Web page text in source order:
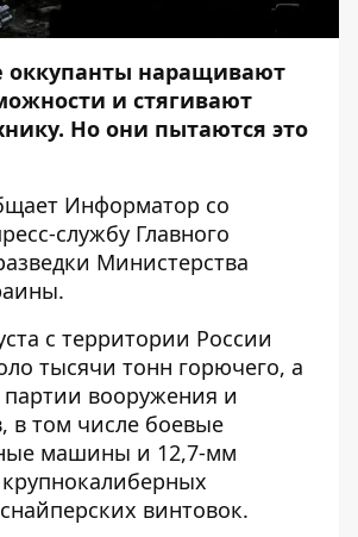
оккупанты наращивают
и стягивают
Но они пытаются это
Информатор со
службу Главного
Министерства
с территории России
тысячи тонн горючего, а
вооружения и
в том числе боевые
машины и 12,7-мм
винтовок.